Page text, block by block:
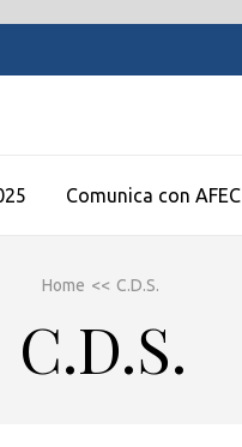
Comunica con AFEC
Home << C.D.S.
C.D.S.